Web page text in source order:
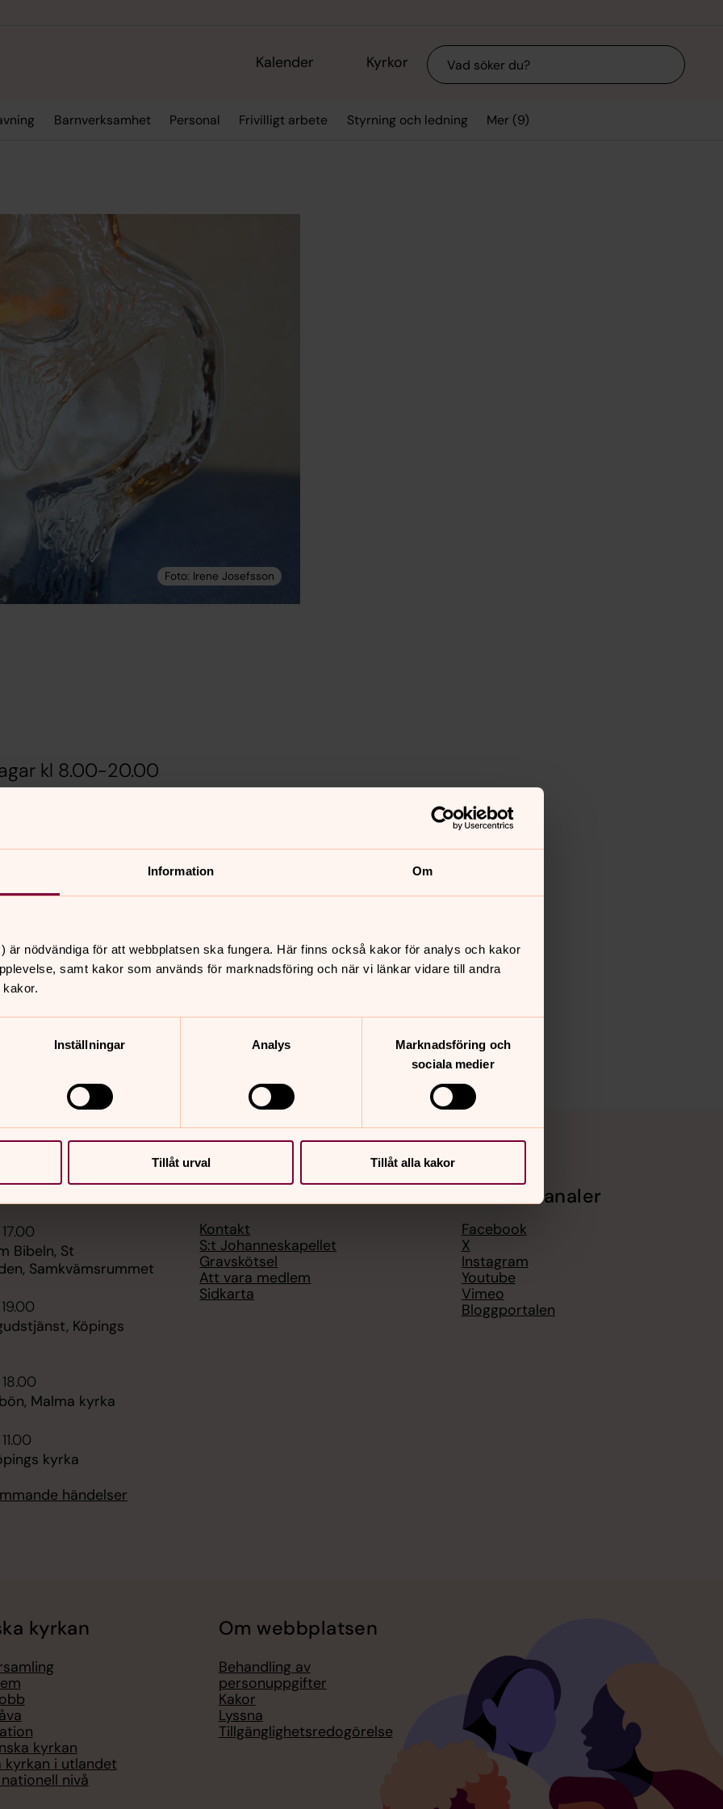
Information Om
är nödvändiga för att webbplatsen ska fungera. Här finns också kakor för analys och kakor
samt kakor som används för marknadsföring och när vi länkar vidare till andra
Inställningar Analys
Marknadsföring och
sociala medier
Tillåt urval Tillåt alla kakor
Kalender Kyrkor Sök
Barnverksamhet Personal Frivilligt arbete Styrning och ledning Mer (9)
kl 8.00-20.00
20.00 varje dag.
eller bara sitt en stund och andas!
Bibeln, St
Samkvämsrummet
Köpings
Malma kyrka
kyrka
händelser
Kontakt
S:t Johanneskapellet
Gravskötsel
Att vara medlem
Sidkarta
Sociala kanaler
Facebook
X
Instagram
Youtube
Vimeo
Bloggportalen
kyrkan
kyrkan
kyrkan i utlandet
nivå
Om webbplatsen
Behandling av
personuppgifter
Kakor
Lyssna
Tillgänglighetsredogörelse